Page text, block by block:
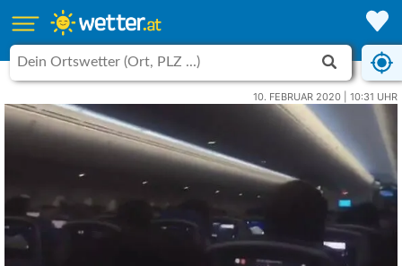
10. FEBRUAR 2020 | 10:31 UHR